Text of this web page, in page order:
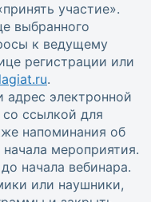
участие».
выбранного
к ведущему
регистрации или
.
адрес электронной
ссылкой для
напоминания об
мероприятия.
начала вебинара.
или наушники,